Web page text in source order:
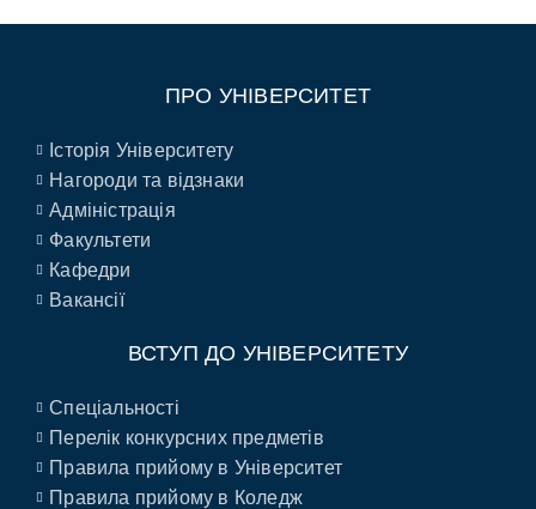
ПРО УНІВЕРСИТЕТ
Історія Університету
Нагороди та відзнаки
Адміністрація
Факультети
Кафедри
Вакансії
ВСТУП ДО УНІВЕРСИТЕТУ
Спеціальності
Перелік конкурсних предметів
Правила прийому в Університет
Правила прийому в Коледж